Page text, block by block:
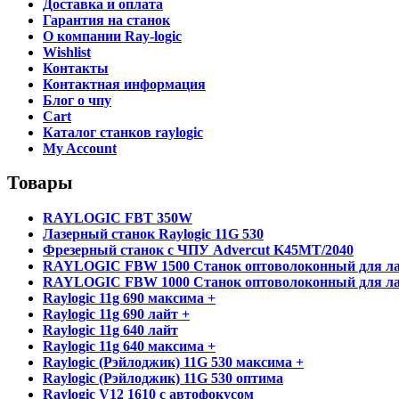
Доставка и оплата
Гарантия на станок
О компании Ray-logic
Wishlist
Контакты
Контактная информация
Блог о чпу
Cart
Каталог станков raylogic
My Account
Товары
RAYLOGIC FBT 350W
Лазерный станок Raylogic 11G 530
Фрезерный станок с ЧПУ Advercut K45MT/2040
RAYLOGIC FBW 1500 Станок оптоволоконный для
RAYLOGIC FBW 1000 Станок оптоволоконный для
Raylogic 11g 690 максима +
Raylogic 11g 690 лайт +
Raylogic 11g 640 лайт
Raylogic 11g 640 максима +
Raylogic (Рэйлоджик) 11G 530 максима +
Raylogic (Рэйлоджик) 11G 530 оптима
Raylogic V12 1610 с автофокусом